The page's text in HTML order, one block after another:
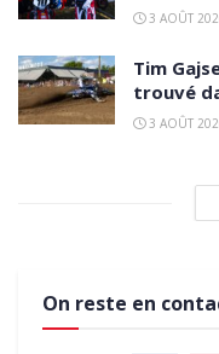
3 AOÛT
Tim
trouvé
3 AOÛT
On reste en